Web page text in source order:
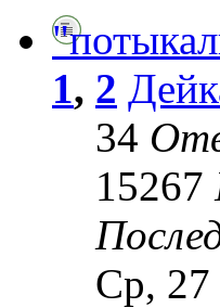
1, 2
34
15267
Ср, 27